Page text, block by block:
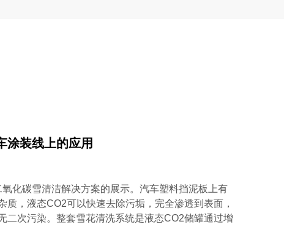
涂装线上的应用
化碳雪清洁解决方案的展示。汽车塑料挡泥板上有
质，液态CO2可以快速去除污垢，完全渗透到表面，
二次污染。整套雪花清洗系统是液态CO2储罐通过增